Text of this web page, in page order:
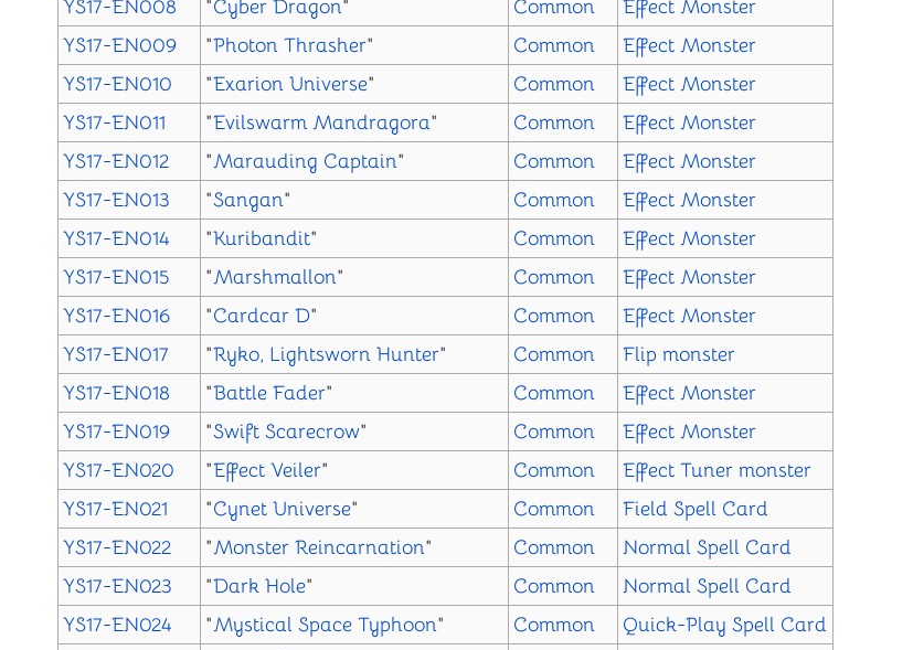
YS17-EN008
"Cyber Dragon" Common
Effect Monster
YS17-EN009
"Photon Thrasher" Common
Effect Monster
YS17-EN010
"Exarion Universe" Common
Effect Monster
YS17-EN011
"Evilswarm Mandragora" Common
Effect Monster
YS17-EN012
"Marauding Captain" Common
Effect Monster
YS17-EN013
"Sangan" Common
Effect Monster
YS17-EN014
"Kuribandit" Common
Effect Monster
YS17-EN015
"Marshmallon" Common
Effect Monster
YS17-EN016
"Cardcar D" Common
Effect Monster
YS17-EN017
"Ryko, Lightsworn Hunter" Common
Flip monster
YS17-EN018
"Battle Fader" Common
Effect Monster
YS17-EN019
"Swift Scarecrow" Common
Effect Monster
YS17-EN020
"Effect Veiler" Common Effect Tuner monster
YS17-EN021
"Cynet Universe" Common
Field Spell Card
YS17-EN022
"Monster Reincarnation" Common
Normal Spell Card
YS17-EN023
"Dark Hole" Common
Normal Spell Card
YS17-EN024
"Mystical Space Typhoon" Common
Quick-Play Spell Card